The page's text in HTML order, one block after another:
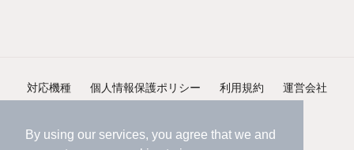
By using our services, you agree that we and
対応機種 個人情報保護ポリシー 利用規約 運営会社